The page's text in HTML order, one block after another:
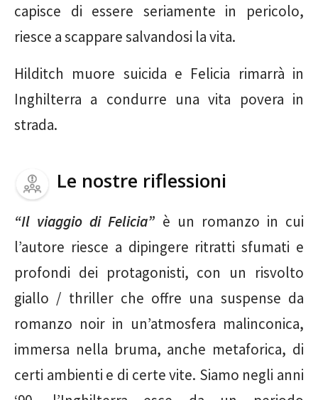
capisce di essere seriamente in pericolo,
riesce a scappare salvandosi la vita.
Hilditch muore suicida e Felicia rimarrà in
Inghilterra a condurre una vita povera in
strada.
Le nostre riflessioni
“Il viaggio di Felicia” è un romanzo in cui
l’autore riesce a dipingere ritratti sfumati e
profondi dei protagonisti, con un risvolto
giallo / thriller che offre una suspense da
romanzo noir in un’atmosfera malinconica,
immersa nella bruma, anche metaforica, di
certi ambienti e di certe vite. Siamo negli anni